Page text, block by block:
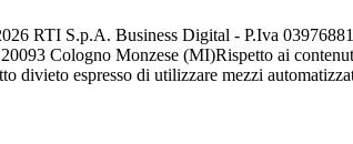
RTI S.p.A. Business Digital - P.Iva
Cologno Monzese (MI)Rispetto ai
divieto espresso di utilizzare mezzi